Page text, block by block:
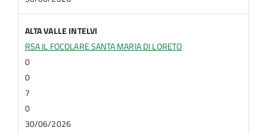
ALTA VALLE INTELVI
RSA IL FOCOLARE SANTA MARIA DI LORETO
0
0
7
0
30/06/2026